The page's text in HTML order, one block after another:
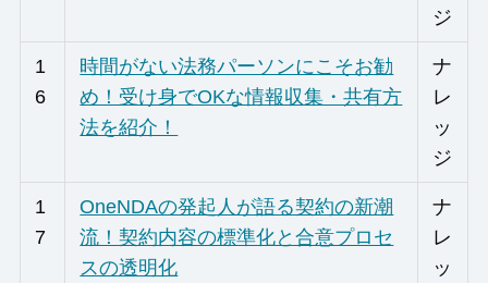
ジ
1
6
時間がない法務パーソンにこそお勧
め！受け身でOKな情報収集・共有方
法を紹介！
ナ
レ
ッ
ジ
1
7
OneNDAの発起人が語る契約の新潮
流！契約内容の標準化と合意プロセ
スの透明化
ナ
レ
ッ